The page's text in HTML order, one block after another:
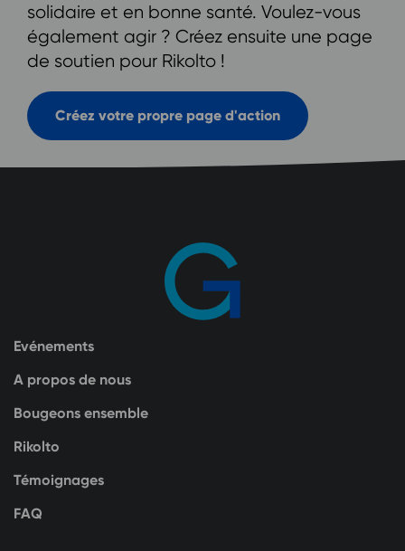
solidaire et en bonne santé. Voulez-vous
également agir ? Créez ensuite une page
de soutien pour Rikolto !
Créez votre propre page d'action
Evénements
A propos de nous
Bougeons ensemble
Rikolto
Témoignages
FAQ